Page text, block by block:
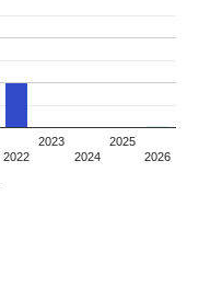
2022
2023
2024
2025
2026